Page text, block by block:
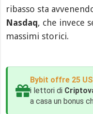
ribasso sta
Nasdaq, che invece
massimi storici.
Bybit offre 25
i lettori di
a casa un bonus